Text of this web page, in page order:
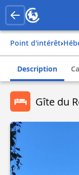
Point d'intérêt›
Description
Gîte du